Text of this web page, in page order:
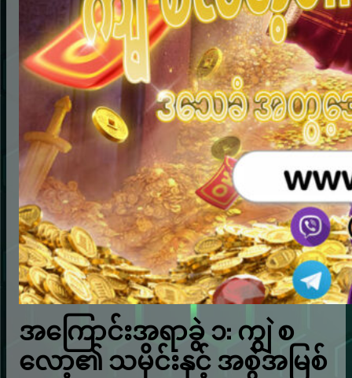
အကြောင်းအရာခွဲ ၁: ကျွဲ စ
လော့၏ သမိုင်းနှင့် အစွဲအမြစ်